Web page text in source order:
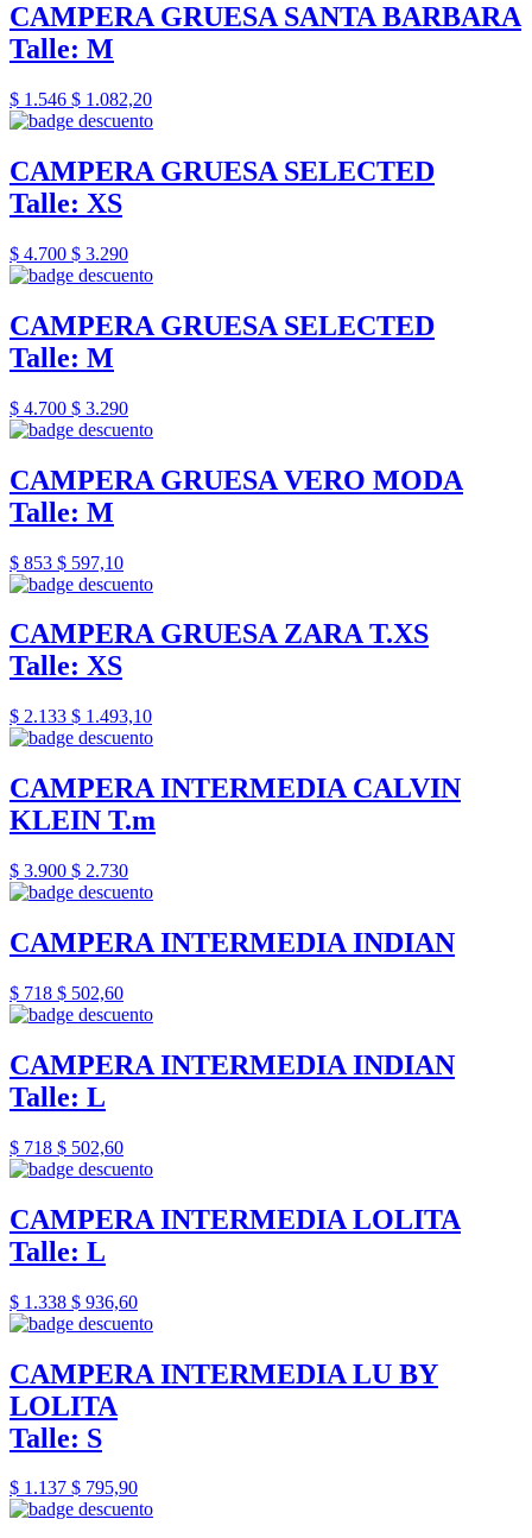
CAMPERA GRUESA SANTA BARBARA
Talle: M
$ 1.546 $ 1.082,20
CAMPERA GRUESA SELECTED
Talle: XS
$ 4.700 $ 3.290
CAMPERA GRUESA SELECTED
Talle: M
$ 4.700 $ 3.290
CAMPERA GRUESA VERO MODA
Talle: M
$ 853 $ 597,10
CAMPERA GRUESA ZARA T.XS
Talle: XS
$ 2.133 $ 1.493,10
CAMPERA INTERMEDIA CALVIN
KLEIN T.m
$ 3.900 $ 2.730
CAMPERA INTERMEDIA INDIAN
$ 718 $ 502,60
CAMPERA INTERMEDIA INDIAN
Talle: L
$ 718 $ 502,60
CAMPERA INTERMEDIA LOLITA
Talle: L
$ 1.338 $ 936,60
CAMPERA INTERMEDIA LU BY
LOLITA
Talle: S
$ 1.137 $ 795,90